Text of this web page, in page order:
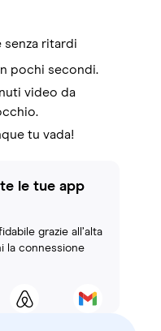
senza ritardi
pochi secondi.
video da
tu vada!
le tue app
grazie all’alta
la connessione